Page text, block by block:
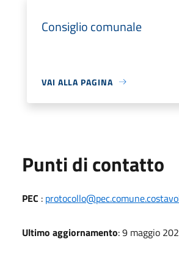
Consiglio comunale
VAI ALLA PAGINA
Punti di contatto
PEC :
Ultimo aggiornamento: 9 maggio